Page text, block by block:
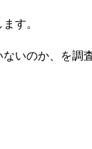
す。
いのか、を調